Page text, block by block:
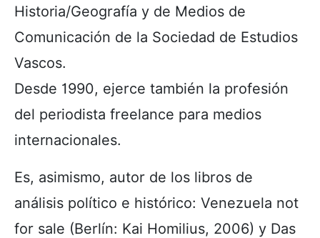
Historia/Geografía y de Medios de
Comunicación de la Sociedad de Estudios
Vascos.
Desde 1990, ejerce también la profesión
del periodista freelance para medios
internacionales.
Es, asimismo, autor de los libros de
análisis político e histórico: Venezuela not
for sale (Berlín: Kai Homilius, 2006) y Das